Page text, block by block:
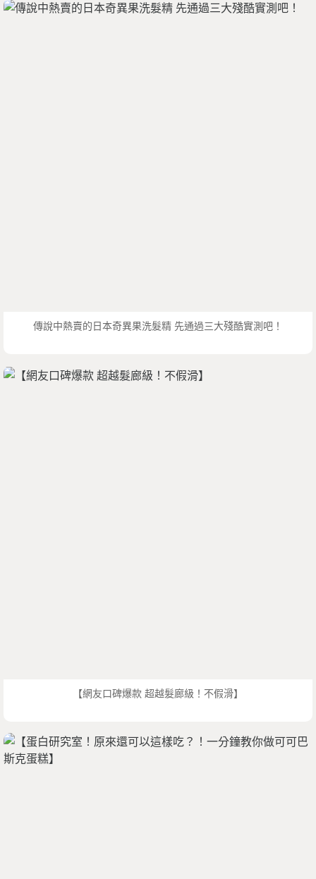
傳說中熱賣的日本奇異果洗髮精 先通過三大殘酷實測吧！
【網友口碑爆款 超越髮廊級！不假滑】